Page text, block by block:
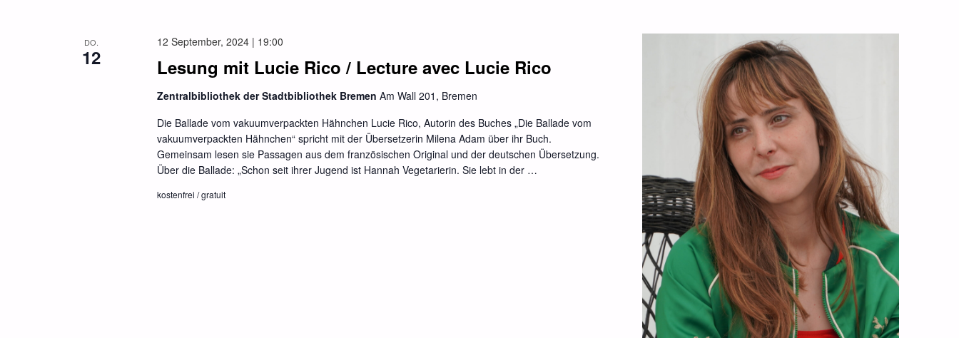
DO.
12 Lesung mit Lucie Rico / Lecture avec Lucie Rico
12 September, 2024 | 19:00
Zentralbibliothek der Stadtbibliothek Bremen Am Wall 201, Bremen
Die Ballade vom vakuumverpackten Hähnchen Lucie Rico, Autorin des Buches „Die Ballade vom
vakuumverpackten Hähnchen“ spricht mit der Übersetzerin Milena Adam über ihr Buch.
Gemeinsam lesen sie Passagen aus dem französischen Original und der deutschen Übersetzung.
Über die Ballade: „Schon seit ihrer Jugend ist Hannah Vegetarierin. Sie lebt in der …
kostenfrei / gratuit